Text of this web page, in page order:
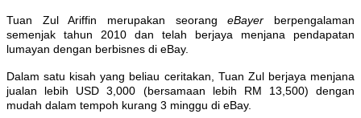
Tuan Zul Ariffin merupakan seorangeBayer berpengalaman
semenjak tahun 2010 dan telah berjaya menjana pendapatan
lumayan dengan berbisnes di eBay.
Dalam satu kisah yang beliau ceritakan, Tuan Zul berjaya menjana
jualan lebih USD 3,000 (bersamaan lebih RM 13,500) dengan
mudah dalam tempoh kurang 3 minggu di eBay.